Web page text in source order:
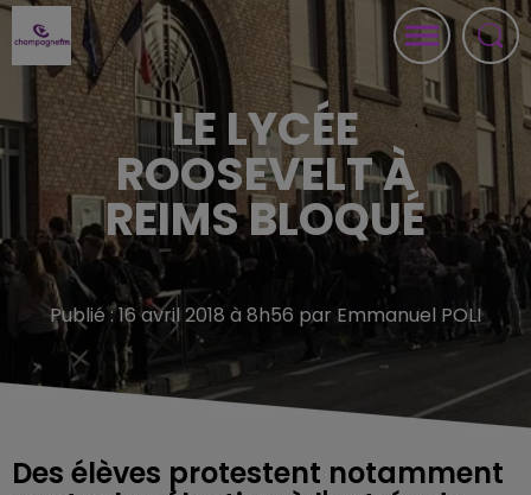
LE LYCÉE
ROOSEVELT À
REIMS BLOQUÉ
Publié : 16 avril 2018 à 8h56 par Emmanuel POLI
Des élèves protestent notamment